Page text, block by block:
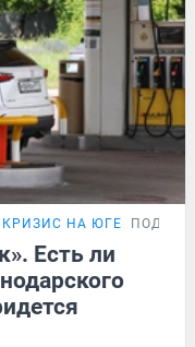
НА ЮГЕ
Есть ли